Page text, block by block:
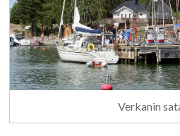
Verkanin